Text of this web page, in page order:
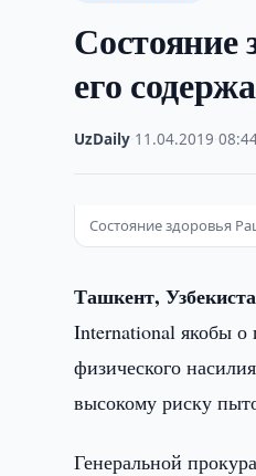
Состояние
его
UzDaily 11.04.2019 ·
Состояние здоровья
Ташкент,
International якобы
физического
высокому риску
Генеральной